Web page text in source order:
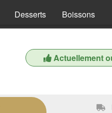
Desserts Boissons
Actuellement